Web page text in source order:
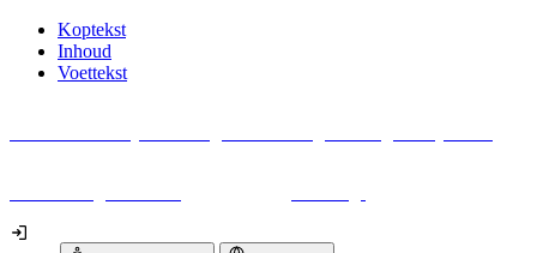
Koptekst
Inhoud
Voettekst